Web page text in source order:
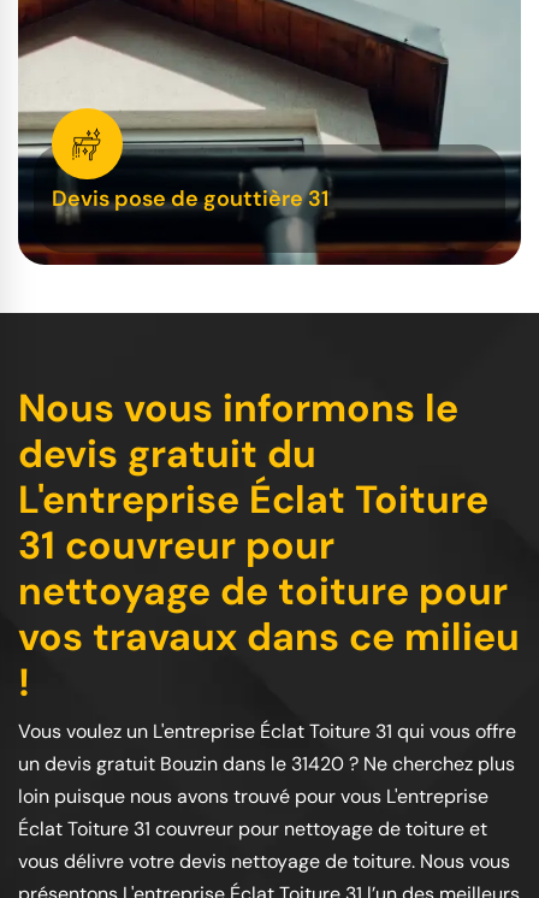
Devis pose de gouttière 31
Nous vous informons le
devis gratuit du
L'entreprise Éclat Toiture
31 couvreur pour
nettoyage de toiture pour
vos travaux dans ce milieu
!
Vous voulez un L'entreprise Éclat Toiture 31 qui vous offre
un devis gratuit Bouzin dans le 31420 ? Ne cherchez plus
loin puisque nous avons trouvé pour vous L'entreprise
Éclat Toiture 31 couvreur pour nettoyage de toiture et
vous délivre votre devis nettoyage de toiture. Nous vous